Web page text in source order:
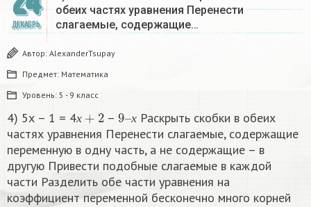
ДЕКАБРЬ
обеих частях уравнения Перенести
слагаемые, содержащие…
Автор: AlexanderTsupay
Предмет: Математика
Уровень: 5 - 9 класс
4) 5х – 1 = 4х – х
9
х
Раскрыть скобки в обеих
частях уравнения Перенести слагаемые, содержащие
переменную в одну часть, а не содержащие – в
другую Привести подобные слагаемые в каждой
части Разделить обе части уравнения на
коэффициент переменной бесконечно много корней​